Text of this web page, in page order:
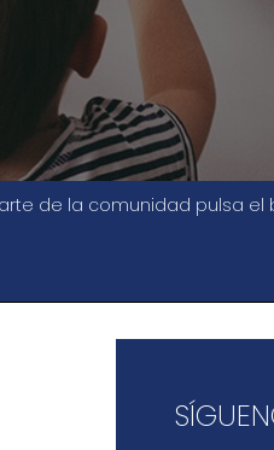
de la comunidad pulsa el